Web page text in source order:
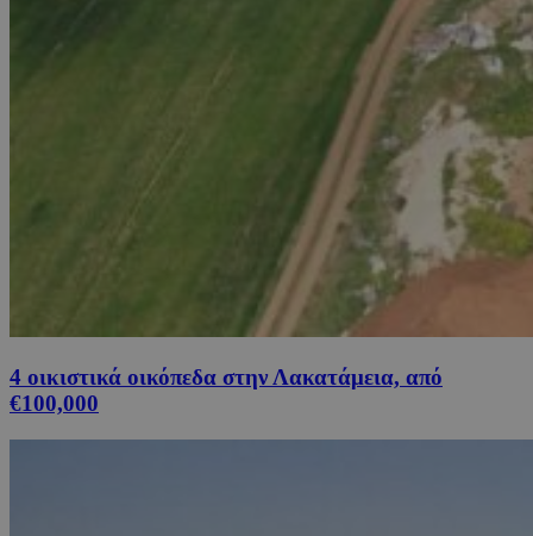
4 οικιστικά οικόπεδα στην Λακατάμεια, από
€100,000